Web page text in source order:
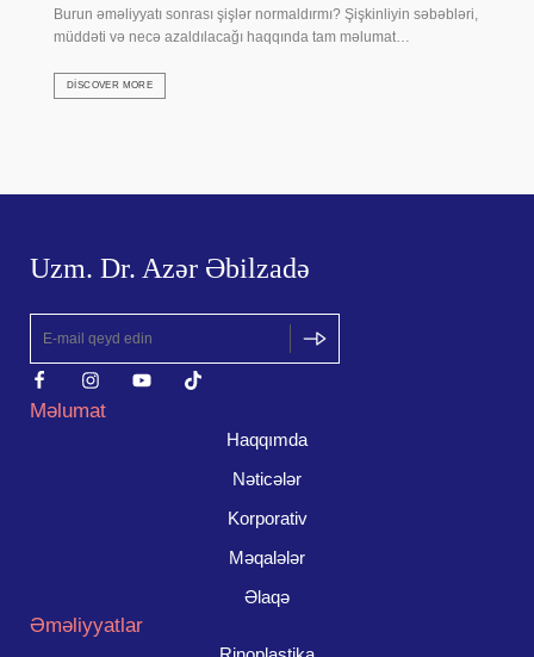
Burun əməliyyatı sonrası şişlər normaldırmı? Şişkinliyin səbəbləri,
müddəti və necə azaldılacağı haqqında tam məlumat…
DISCOVER MORE
Uzm. Dr. Azər Əbilzadə
Məlumat
Haqqımda
Nəticələr
Korporativ
Məqalələr
Əlaqə
Əməliyyatlar